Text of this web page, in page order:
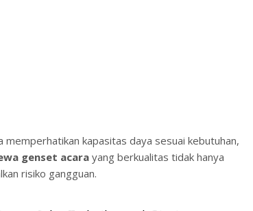
memperhatikan kapasitas daya sesuai kebutuhan,
genset acarayang berkualitas tidak hanya
risiko gangguan.